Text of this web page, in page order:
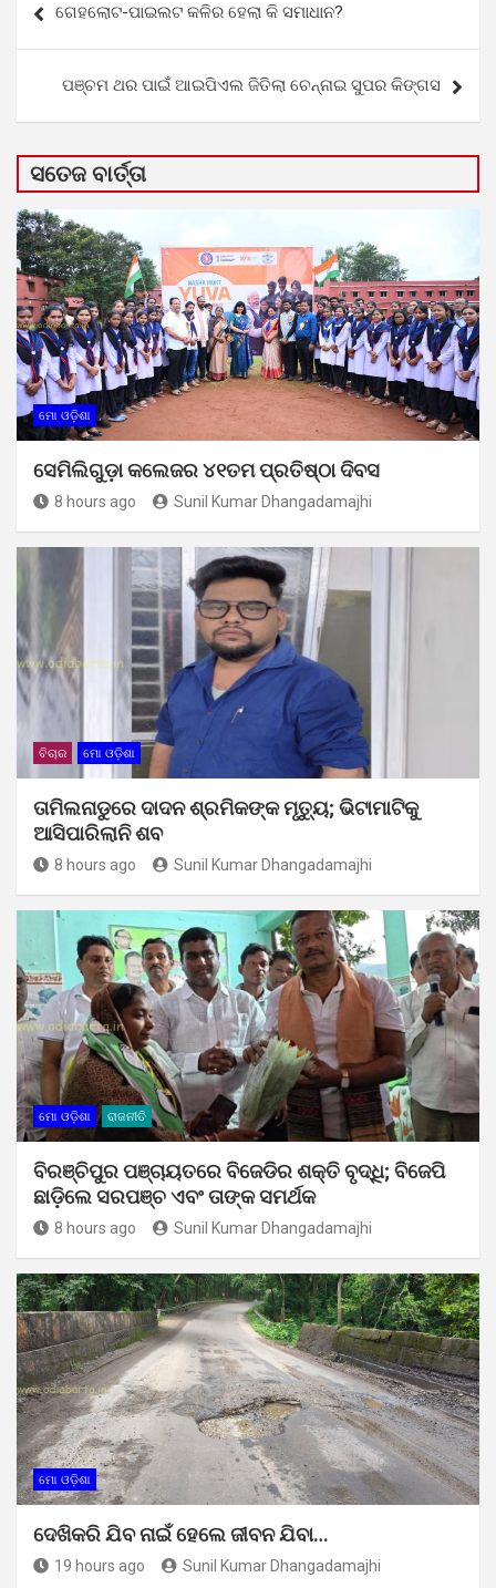
navigation
ଗେହଲୋଟ-ପାଇଲଟ କଳିର ହେଲା କି ସମାଧାନ?
ପଞ୍ଚମ ଥର ପାଇଁ ଆଇପିଏଲ ଜିତିଲା ଚେନ୍ନାଇ ସୁପର କିଙ୍ଗସ
ସତେଜ ବାର୍ତ୍ତା
ମୋ ଓଡ଼ିଶା
ସେମିଲିଗୁଡ଼ା କଲେଜର ୪୧ତମ ପ୍ରତିଷ୍ଠା ଦିବସ
8 hours ago Sunil Kumar Dhangadamajhi
ବିଚାର ମୋ ଓଡ଼ିଶା
ତାମିଲନାଡୁରେ ଦାଦନ ଶ୍ରମିକଙ୍କ ମୃତ୍ୟୁ; ଭିଟାମାଟିକୁ
ଆସିପାରିଲାନି ଶବ
8 hours ago Sunil Kumar Dhangadamajhi
ମୋ ଓଡ଼ିଶା ରାଜନୀତି
ବିରଞ୍ଚିପୁର ପଞ୍ଚାୟତରେ ବିଜେଡିର ଶକ୍ତି ବୃଦ୍ଧି; ବିଜେପି
ଛାଡ଼ିଲେ ସରପଞ୍ଚ ଏବଂ ତାଙ୍କ ସମର୍ଥକ
8 hours ago Sunil Kumar Dhangadamajhi
ମୋ ଓଡ଼ିଶା
ଦେଖିକରି ଯିବ ନାଇଁ ହେଲେ ଜୀବନ ଯିବା…
19 hours ago Sunil Kumar Dhangadamajhi